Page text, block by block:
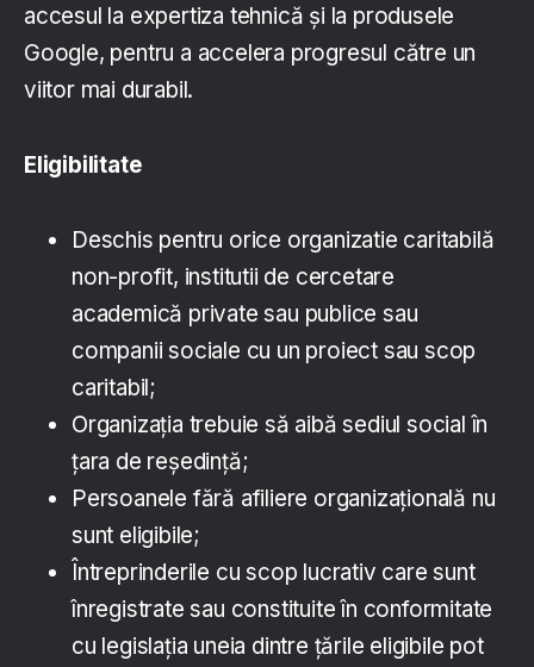
accesul la expertiza tehnică și la produsele
Google, pentru a accelera progresul către un
viitor mai durabil.
Eligibilitate
Deschis pentru orice organizatie caritabilă
non-profit, institutii de cercetare
academică private sau publice sau
companii sociale cu un proiect sau scop
caritabil;
Organizația trebuie să aibă sediul social în
țara de reședință;
Persoanele fără afiliere organizațională nu
sunt eligibile;
Întreprinderile cu scop lucrativ care sunt
înregistrate sau constituite în conformitate
cu legislația uneia dintre țările eligibile pot